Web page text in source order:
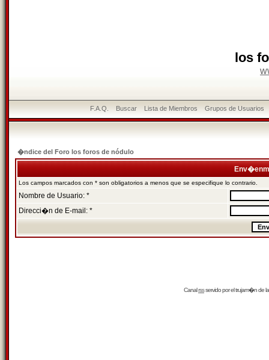
los
F.A.Q. Buscar Lista de Miembros Grupos de Usuarios
�ndice del Foro los foros de nódulo
Los campos marcados con * son obligatorios a menos que se especifique lo contrario.
Nombre de Usuario: *
Direcci�n de E-mail: *
Canalrssservido por eltrujam�nde